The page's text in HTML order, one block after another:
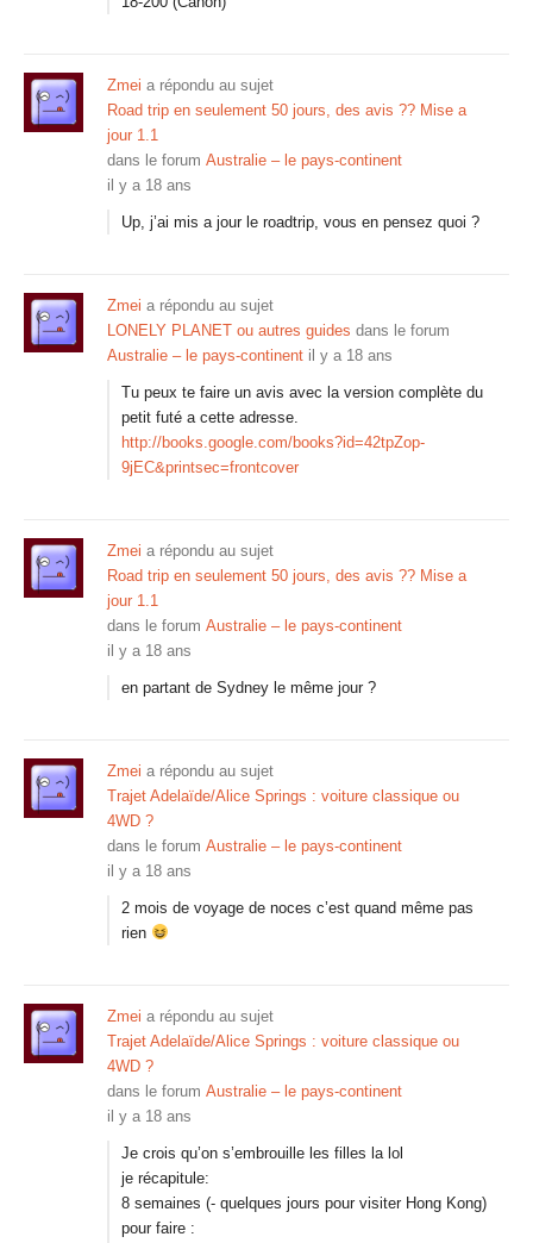
Zmei a répondu au sujet
Road trip en seulement 50 jours, des avis ?? Mise a
jour 1.1
dans le forum Australie – le pays-continent
il y a 18 ans
Up, j’ai mis a jour le roadtrip, vous en pensez quoi ?
Zmei a répondu au sujet
LONELY PLANET ou autres guides dans le forum
Australie – le pays-continent il y a 18 ans
Tu peux te faire un avis avec la version complète du
petit futé a cette adresse.
http://books.google.com/books?id=42tpZop-
9jEC&printsec=frontcover
Zmei a répondu au sujet
Road trip en seulement 50 jours, des avis ?? Mise a
jour 1.1
dans le forum Australie – le pays-continent
il y a 18 ans
en partant de Sydney le même jour ?
Zmei a répondu au sujet
Trajet Adelaïde/Alice Springs : voiture classique ou
4WD ?
dans le forum Australie – le pays-continent
il y a 18 ans
2 mois de voyage de noces c’est quand même pas
rien
Zmei a répondu au sujet
Trajet Adelaïde/Alice Springs : voiture classique ou
4WD ?
dans le forum Australie – le pays-continent
il y a 18 ans
Je crois qu’on s’embrouille les filles la lol
je récapitule:
8 semaines (- quelques jours pour visiter Hong Kong)
pour faire :